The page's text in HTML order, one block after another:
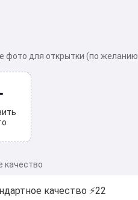
фото для открытки (по
качество